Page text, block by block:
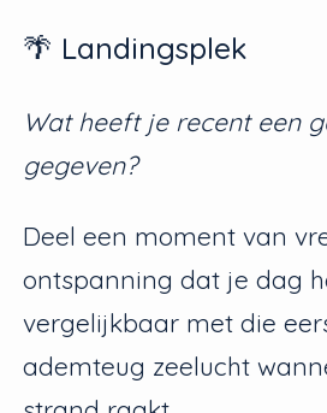
🌴 Landingsplek
Wat heeft je recent een
gegeven?
Deel een moment van
ontspanning dat je dag
vergelijkbaar met die
ademteug zeelucht